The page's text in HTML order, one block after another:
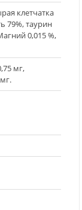
клетчатка
79%, таурин
0,015 %,
мг,